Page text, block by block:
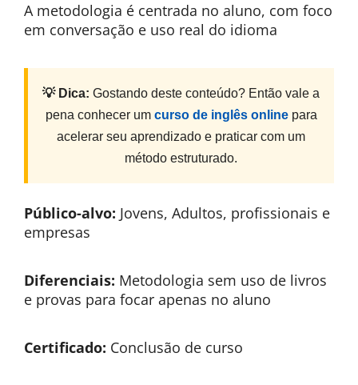
A metodologia é centrada no aluno, com foco
em conversação e uso real do idioma
💡 Dica: Gostando deste conteúdo? Então vale a
pena conhecer um curso de inglês onlinepara
acelerar seu aprendizado e praticar com um
método estruturado.
Público-alvo: Jovens, Adultos, profissionais e
empresas
Diferenciais: Metodologia sem uso de livros
e provas para focar apenas no aluno
Certificado: Conclusão de curso